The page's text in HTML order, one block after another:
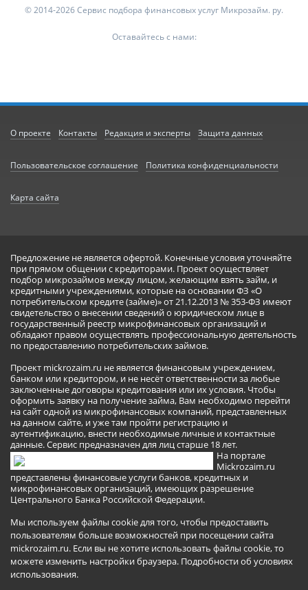
© 2014-2026 Сервис подбора финансовых услуг Микрозайм. ру.
Оставайтесь с нами:
О проекте Контакты Редакция и эксперты Защита данных
Пользовательское соглашение Политика конфиденциальности
Карта сайта
Предложение не является офертой. Конечные условия уточняйте
при прямом общении с кредиторами. Проект осуществляет
подбор микрозаймов между лицом, желающим взять займ, и
кредитными учреждениями, которые на основании ФЗ «О
потребительском кредите (займе)» от 21.12.2013 № 353-ФЗ имеют
свидетельство о внесении сведений о юридическом лице в
государственный реестр микрофинансовых организаций и
обладают правом осуществлять профессиональную деятельность
по предоставлению потребительских займов.
Проект mickrozaim.ru не является финансовым учреждением,
банком или кредитором, и не несёт ответственности за любые
заключенные договоры кредитования или их условия. Чтобы
оформить заявку на получение займа, Вам необходимо перейти
на сайт одной из микрофинансовых компаний, представленных
на данном сайте, и уже там пройти регистрацию и
аутентификацию, внести необходимые личные и контактные
данные. Сервис предназначен для лиц старше 18 лет.
На портале
Mickrozaim.ru
представлены финансовые услуги банков, кредитных и
микрофинансовых организаций, имеющих разрешение
Центрального Банка Российской Федерации.
Мы используем файлы cookie для того, чтобы предоставить
пользователям больше возможностей при посещении сайта
mickrozaim.ru. Если вы не хотите использовать файлы cookie, то
можете изменить настройки браузера. Подробности об условиях
использования.